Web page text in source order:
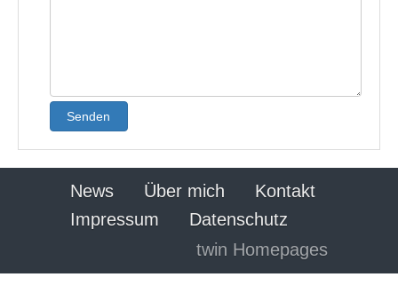
Senden
News Über mich
Kontakt
Impressum
Datenschutz
twin Homepages